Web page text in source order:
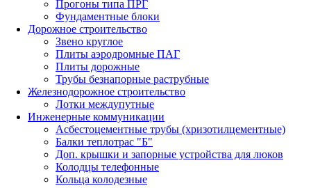
Прогоны типа ПРГ
Фундаментные блоки
Дорожное строительство
Звено круглое
Плиты аэродромные ПАГ
Плиты дорожные
Трубы безнапорные раструбные
Железнодорожное строительство
Лотки междупутные
Инженерные коммуникации
Асбестоцементные трубы (хризотилцементные)
Балки теплотрас "Б"
Доп. крышки и запорные устройства для люков
Колодцы телефонные
Кольца колодезные